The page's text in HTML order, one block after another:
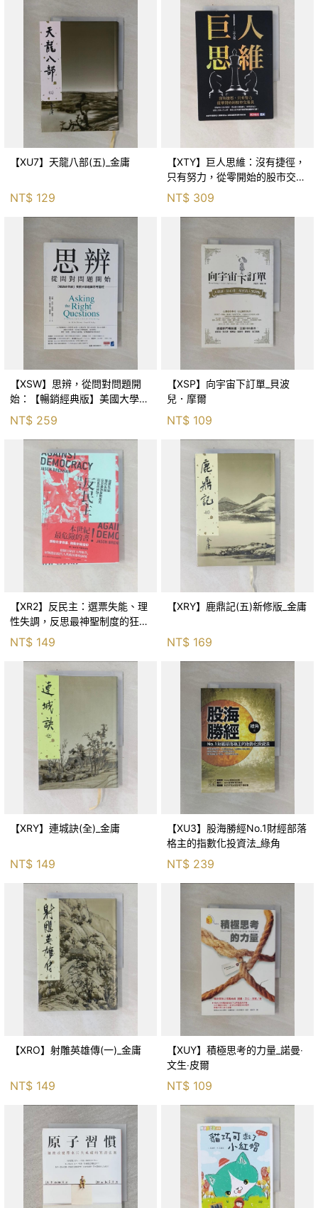
【XU7】天龍八部(五)_金庸
NT$ 129
【XTY】巨人思維：沒有捷徑，
只有努力，從零開始的股市交易
員_巨人傑
NT$ 309
【XSW】思辨，從問對問題開
始：【暢銷經典版】美國大學邏
輯思考聖經_尼爾．布朗, 史都
華．基里, 羅耀宗, 蔡宏明, 黃賓
NT$ 259
【XSP】向宇宙下訂單_貝波
兒．摩爾
NT$ 109
【XR2】反民主：選票失能、理
性失調，反思最神聖制度的狂亂
NT$ 149
【XRY】鹿鼎記(五)新修版_金庸
NT$ 169
【XRY】連城訣(全)_金庸
NT$ 149
【XU3】股海勝經No.1財經部落
格主的指數化投資法_綠角
NT$ 239
【XRO】射雕英雄傳(一)_金庸
NT$ 149
【XUY】積極思考的力量_諾曼‧
文生‧皮爾
NT$ 109